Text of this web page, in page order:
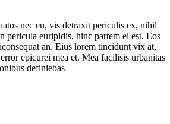
nec eu, vis detraxit periculis ex, nihil
pericula euripidis, hinc partem ei est. Eos
an. Eius lorem tincidunt vix at,
epicurei mea et. Mea facilisis urbanitas
definiebas